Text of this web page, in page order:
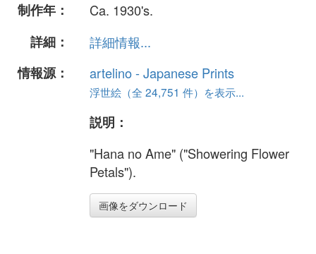
制作年：
Ca. 1930's.
詳細：
詳細情報...
情報源：
artelino - Japanese Prints
浮世絵（全 24,751 件）を表示...
説明：
"Hana no Ame" ("Showering Flower
Petals").
画像をダウンロード